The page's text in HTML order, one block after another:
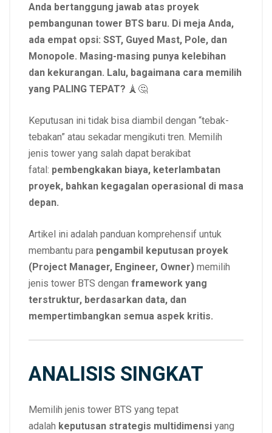
Anda bertanggung jawab atas proyek
pembangunan tower BTS baru. Di meja Anda,
ada empat opsi: SST, Guyed Mast, Pole, dan
Monopole. Masing-masing punya kelebihan
dan kekurangan. Lalu, bagaimana cara memilih
yang PALING TEPAT? 🗼🤔
Keputusan ini tidak bisa diambil dengan “tebak-
tebakan” atau sekadar mengikuti tren. Memilih
jenis tower yang salah dapat berakibat
fatal: pembengkakan biaya, keterlambatan
proyek, bahkan kegagalan operasional di masa
depan.
Artikel ini adalah panduan komprehensif untuk
membantu para pengambil keputusan proyek
(Project Manager, Engineer, Owner) memilih
jenis tower BTS dengan framework yang
terstruktur, berdasarkan data, dan
mempertimbangkan semua aspek kritis.
ANALISIS SINGKAT
Memilih jenis tower BTS yang tepat
adalah keputusan strategis multidimensi yang